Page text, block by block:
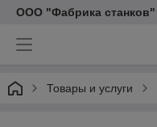
ООО "Фабрика станков"
Товары и услуги